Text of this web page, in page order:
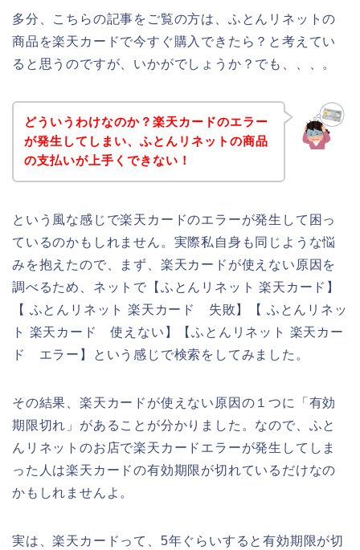
多分、こちらの記事をご覧の方は、ふとんリネットの
商品を楽天カードで今すぐ購入できたら？と考えてい
ると思うのですが、いかがでしょうか？でも、、、。
どういうわけなのか？楽天カードのエラー
が発生してしまい、ふとんリネットの商品
の支払いが上手くできない！
という風な感じで楽天カードのエラーが発生して困っ
ているのかもしれません。実際私自身も同じような悩
みを抱えたので、まず、楽天カードが使えない原因を
調べるため、ネットで【ふとんリネット 楽天カード】
【 ふとんリネット 楽天カード 失敗】【 ふとんリネッ
ト 楽天カード 使えない】【ふとんリネット 楽天カー
ド エラー】という感じで検索をしてみました。
その結果、楽天カードが使えない原因の１つに「有効
期限切れ」があることが分かりました。なので、ふと
んリネットのお店で楽天カードエラーが発生してしま
った人は楽天カードの有効期限が切れているだけなの
かもしれませんよ。
実は、楽天カードって、5年ぐらいすると有効期限が切